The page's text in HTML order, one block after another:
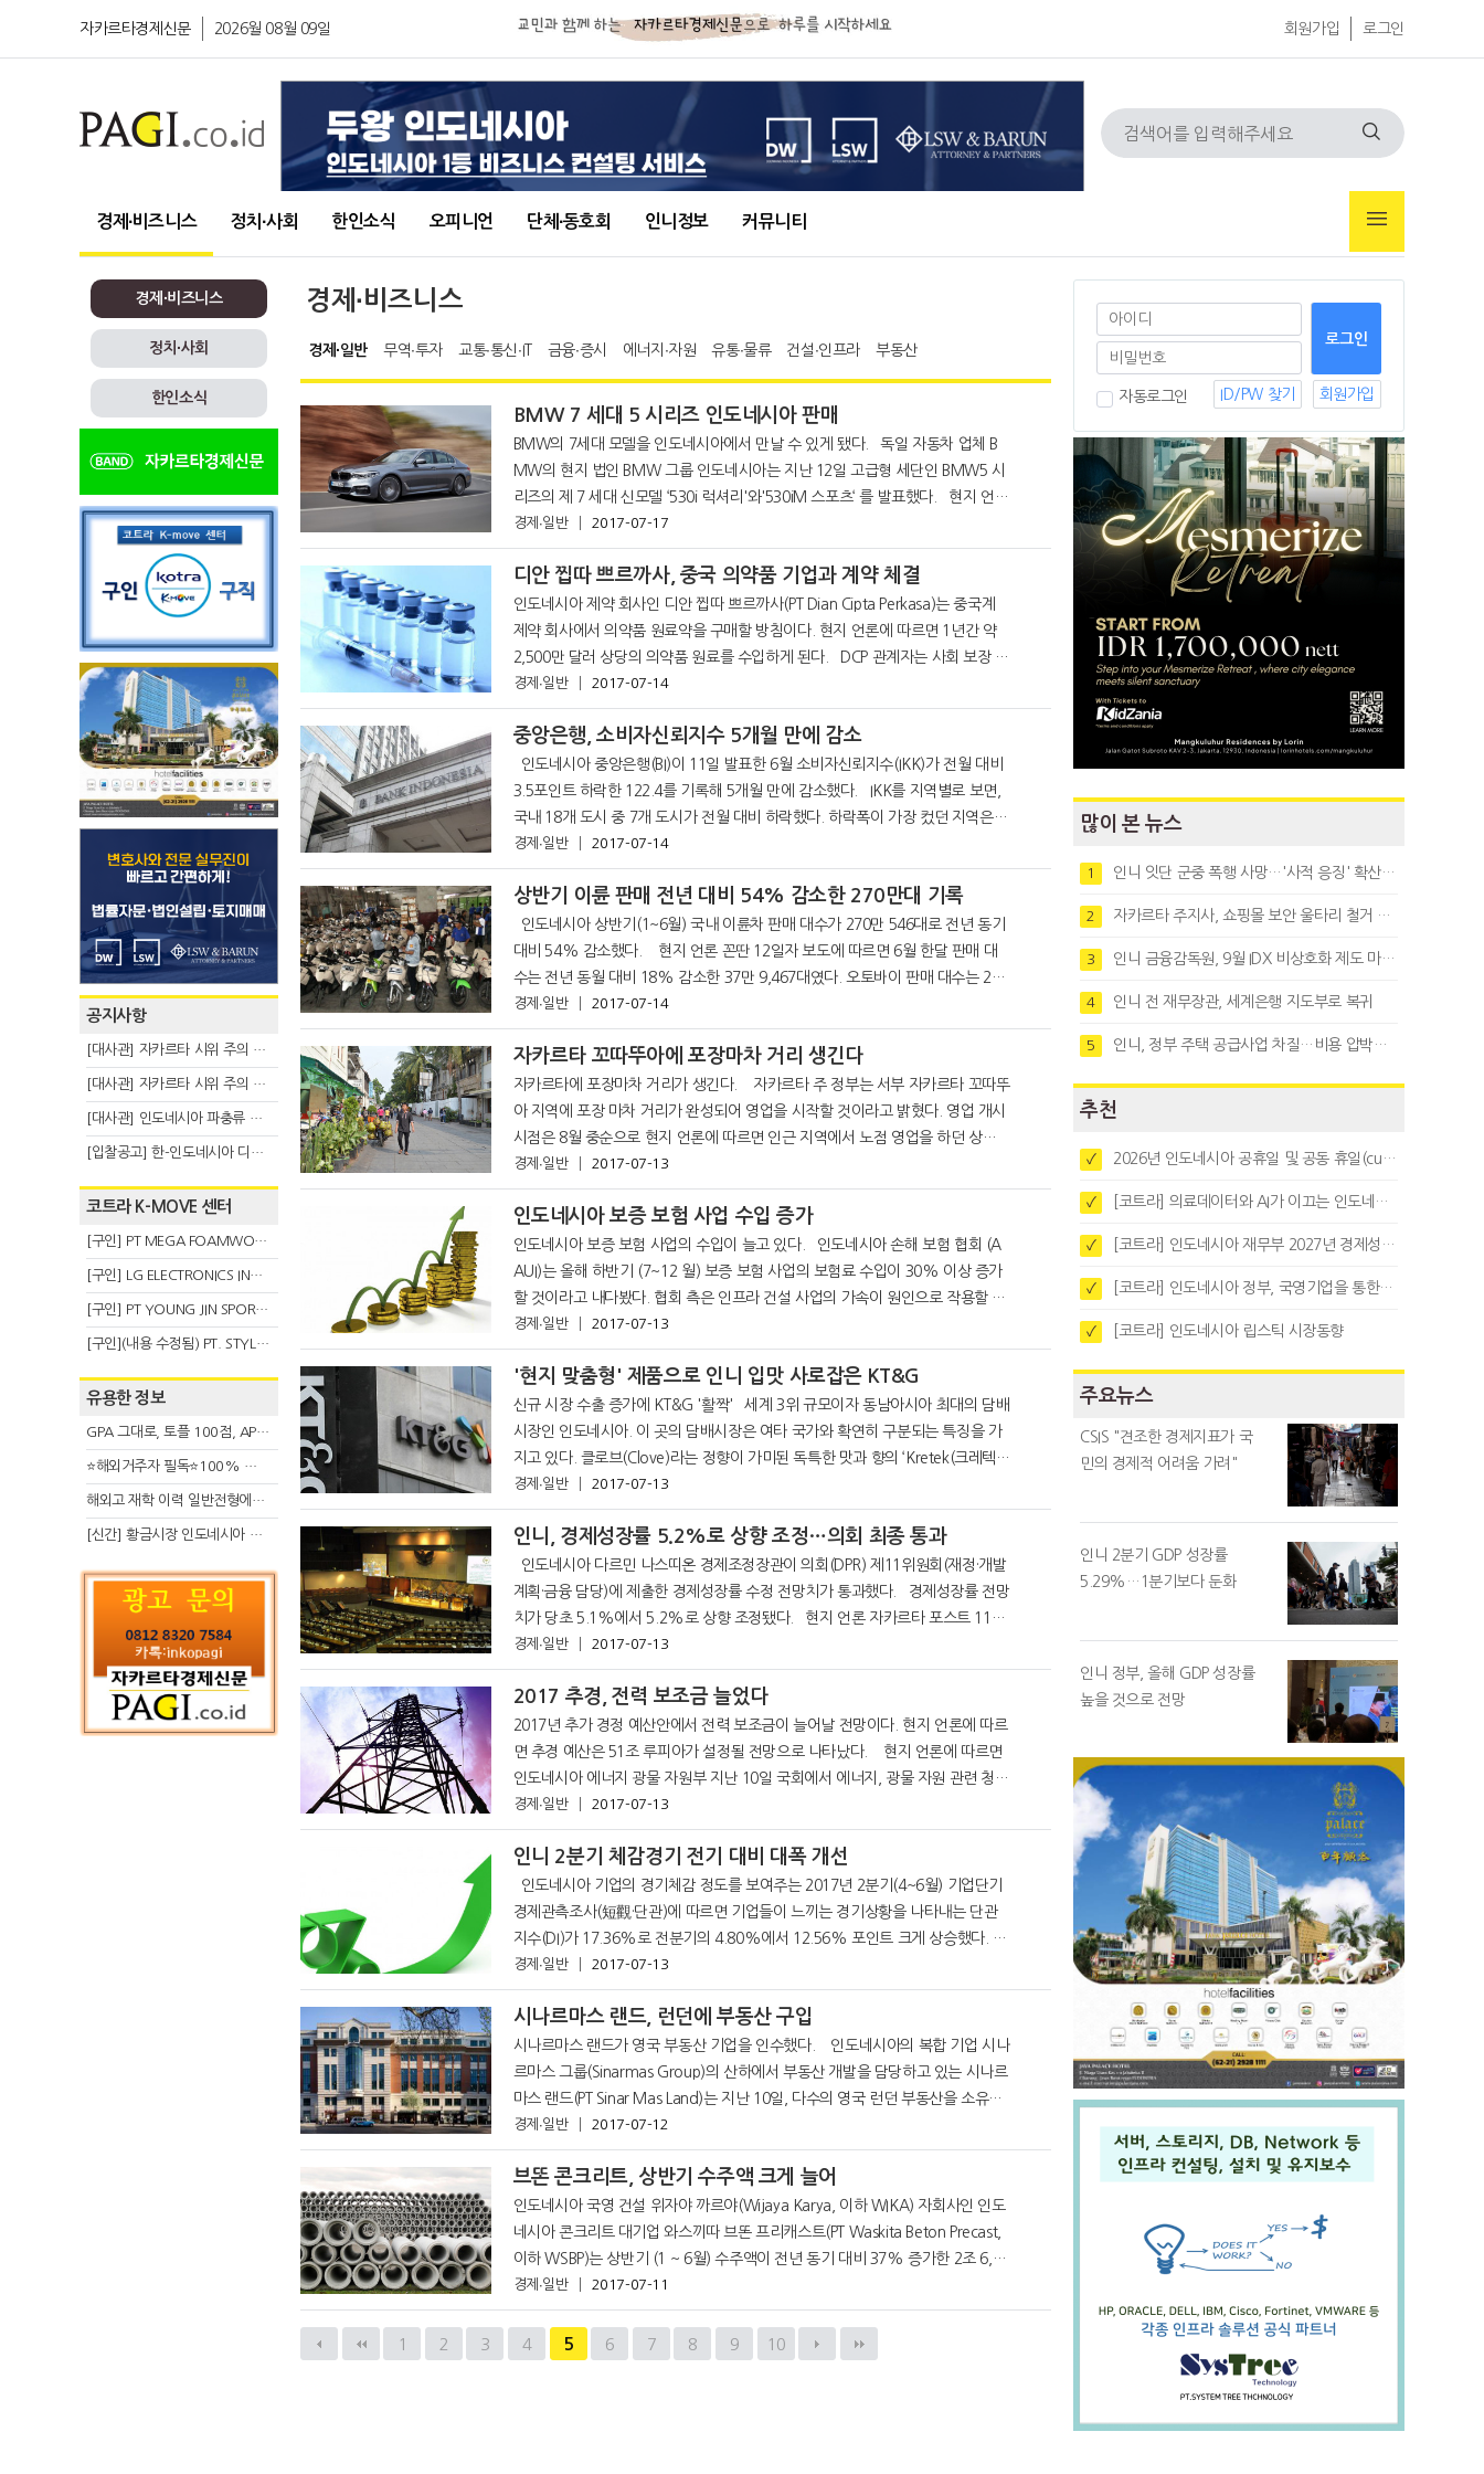
자카르타경제신문 2026월 08월 09일 회원가입 로그인
경제∙비즈니스 정치∙사회 한인소식 오피니언 단체∙동호회 인니정보 커뮤니티
경제∙비즈니스
정치∙사회
한인소식
공지사항
[대사관] 자카르타 시위 주의 안내(8.6)
[대사관] 자카르타 시위 주의 안내(8.3)
[대사관] 인도네시아 파충류 불법 반출 주의 (7.29)
[입찰공고] 한-인도네시아 디지털융복합 탈 전시회
코트라 K-MOVE 센터
[구인] PT MEGA FOAMWORKS INDONESIA
[구인] LG ELECTRONICS INDONESIA
[구인] PT YOUNG JIN SPORT INDONESIA
[구인](내용 수정됨) PT. STYLE KOREAN INDONESIA (스타일 코리안 인도네시아)
유용한 정보
GPA 그대로, 토플 100점, AP 막막 — 원인은 하나입니다
⭐해외거주자 필독⭐100% 온라인 마지막 한국어교원 2급 추가모집 (~8/2)
해외고 재학 이력 일반전형에서 분명한 입시 강점 살리는 전략
[신간] 황금시장 인도네시아 슈퍼리치의 성공 수업
경제∙비즈니스
경제∙일반 무역∙투자 교통∙통신∙IT 금융∙증시 에너지∙자원 유통∙물류 건설∙인프라 부동산
BMW 7 세대 5 시리즈 인도네시아 판매
BMW의 7세대 모델을 인도네시아에서 만날 수 있게 됐다. 독일 자동차 업체 B
MW의 현지 법인 BMW 그룹 인도네시아는 지난 12일 고급형 세단인 BMW5 시
리즈의 제 7 세대 신모델 ‘530i 럭셔리'와'530iM 스포츠‘ 를 발표했다. 현지 언론
에 따르면 530i 럭셔리
경제∙일반 2017-07-17
디안 찝따 쁘르까사, 중국 의약품 기업과 계약 체결
인도네시아 제약 회사인 디안 찝따 쁘르까사(PT Dian Cipta Perkasa)는 중국계
제약 회사에서 의약품 원료약을 구매할 방침이다. 현지 언론에 따르면 1년간 약
2,500만 달러 상당의 의약품 원료를 수입하게 된다. DCP 관계자는 사회 보장 기
관 국민(BPJS)에 의한 국민 건강 보험(JKN) 제도가 시행되면서 저렴한 의
경제∙일반 2017-07-14
중앙은행, 소비자신뢰지수 5개월 만에 감소
3.5포인트 하락한 122.4를 기록해 5개월 만에 감소했다. IKK를 지역별로 보면,
국내 18개 도시 중 7개 도시가 전월 대비 하락했다. 하락폭이 가장 컸던 지역은
남부 술라웨시 마까사르로 18.8% 포인트 떨어졌다
경제∙일반 2017-07-14
상반기 이륜 판매 전년 대비 54% 감소한 270만대 기록
대비 54% 감소했다. 현지 언론 꼰딴 12일자 보도에 따르면 6월 한달 판매 대
수는 전년 동월 대비 18% 감소한 37만 9,467대였다. 오토바이 판매 대수는 201
4년 780만대를 정점으로 계속 감소하고
경제∙일반 2017-07-14
자카르타 꼬따뚜아에 포장마차 거리 생긴다
자카르타에 포장마차 거리가 생긴다. 자카르타 주 정부는 서부 자카르타 꼬따뚜
아 지역에 포장 마차 거리가 완성되어 영업을 시작할 것이라고 밝혔다. 영업 개시
시점은 8월 중순으로 현지 언론에 따르면 인근 지역에서 노점 영업을 하던 상인
경제∙일반 2017-07-13
인도네시아 보증 보험 사업 수입 증가
인도네시아 보증 보험 사업의 수입이 늘고 있다. 인도네시아 손해 보험 협회 (A
AUI)는 올해 하반기 (7~12 월) 보증 보험 사업의 보험료 수입이 30% 이상 증가
할 것이라고 내다봤다. 협회 측은 인프라 건설 사업의 가속이 원인으로 작용할 것
이라고 밝혔다. AAUI 관계자는 국가와 지방 자치 단체
경제∙일반 2017-07-13
'현지 맞춤형' 제품으로 인니 입맛 사로잡은 KT&G
신규 시장 수출 증가에 KT&G '활짝' 세계 3위 규모이자 동남아시아 최대의 담배
시장인 인도네시아. 이 곳의 담배시장은 여타 국가와 확연히 구분되는 특징을 가
지고 있다. 클로브(Clove)라는 정향이 가미된 독특한 맛과 향의 ‘Kretek(크레텍)’
담배가 전체 시장의 90%를 차지하고
경제∙일반 2017-07-13
인니, 경제성장률 5.2%로 상향 조정…의회 최종 통과
계획·금융 담당)에 제출한 경제성장률 수정 전망치가 통과했다. 경제성장률 전망
치가 당초 5.1%에서 5.2%로 상향 조정됐다. 현지 언론 자카르타 포스트 11일
자 보도에 따르면 다르민 경
경제∙일반 2017-07-13
2017 추경, 전력 보조금 늘었다
2017년 추가 경정 예산안에서 전력 보조금이 늘어날 전망이다. 현지 언론에 따르
면 추경 예산은 51조 루피아가 설정될 전망으로 나타났다. 현지 언론에 따르면
인도네시아 에너지 광물 자원부 지난 10일 국회에서 에너지, 광물 자원 관련 청문
회에서 계약 용량 900 볼트암페어 (VA)의 일반 가정 중 보조금 지급 대상 가구가
경제∙일반 2017-07-13
인니 2분기 체감경기 전기 대비 대폭 개선
경제관측조사(短觀·단관)에 따르면 기업들이 느끼는 경기상황을 나타내는 단관
지수(DI)가 17.36%로 전분기의 4.80%에서 12.56% 포인트 크게 상승했다.
DI는 업황이 '좋다'고 응답한 기업의 비율에서
경제∙일반 2017-07-13
시나르마스 랜드, 런던에 부동산 구입
시나르마스 랜드가 영국 부동산 기업을 인수했다. 인도네시아의 복합 기업 시나
르마스 그룹(Sinarmas Group)의 산하에서 부동산 개발을 담당하고 있는 시나르
마스 랜드(PT Sinar Mas Land)는 지난 10일, 다수의 영국 런던 부동산을 소유하
고 있는 부동산 기업 호스 페리 리미티드(Horseferry Prope
경제∙일반 2017-07-12
브똔 콘크리트, 상반기 수주액 크게 늘어
인도네시아 국영 건설 위자야 까르야(Wijaya Karya, 이하 WIKA) 자회사인 인도
네시아 콘크리트 대기업 와스끼따 브똔 프리캐스트(PT Waskita Beton Precast,
이하 WSBP)는 상반기 (1 ~ 6월) 수주액이 전년 동기 대비 37% 증가한 2조 6,00
경제∙일반 2017-07-11
1 2 3 4 5 6 7 8 9 10
맨끝
자동로그인 ID/PW 찾기 회원가입
많이 본 뉴스
1 인니 잇단 군중 폭행 사망…'사적 응징' 확산에 법치 우려
2 자카르타 주지사, 쇼핑몰 보안 울타리 철거 요청…"치안 문제없다"
3 인니 금융감독원, 9월 IDX 비상호화 제도 마련…주식회사 전환 본격화
4 인니 전 재무장관, 세계은행 지도부로 복귀
5 인니, 정부 주택 공급사업 차질…비용 압박과 수요부진 탓
추천
✓ 2026년 인도네시아 공휴일 및 공동 휴일(cuti bersama)
✓ [코트라] 의료데이터와 AI가 이끄는 인도네시아 디지털 헬스케어 시장 트렌드
✓ [코트라] 인도네시아 재무부 2027년 경제성장 전망 및 목표 발표
✓ [코트라] 인도네시아 정부, 국영기업을 통한 석탄·팜유·합금철 수출 중앙집중화 추진
✓ [코트라] 인도네시아 립스틱 시장동향
주요뉴스
CSIS "견조한 경제지표가 국
민의 경제적 어려움 가려"
인니 2분기 GDP 성장률
5.29%…1분기보다 둔화
인니 정부, 올해 GDP 성장률
높을 것으로 전망